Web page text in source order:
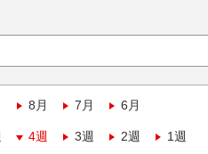
8月 7月 6月
4週 3週 2週 1週